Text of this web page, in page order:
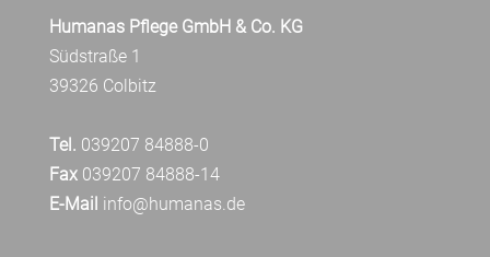
Humanas Pflege GmbH & Co. KG
Südstraße 1
39326 Colbitz
Tel. 039207 84888-0
Fax039207 84888-14
E-Mail info@humanas.de